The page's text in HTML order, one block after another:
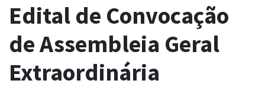
Edital de Convocação
de Assembleia Geral
Extraordinária